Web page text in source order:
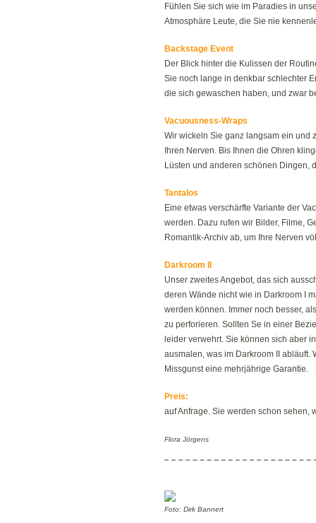
Fühlen Sie sich wie im Paradies in
Atmosphäre Leute, die Sie nie
Backstage Event
Der Blick hinter die Kulissen der
Sie noch lange in denkbar schlechter
die sich gewaschen haben, und zwar
Vacuousness-Wraps
Wir wickeln Sie ganz langsam ein und
Ihren Nerven. Bis Ihnen die Ohren
Lüsten und anderen schönen Dingen,
Tantalos
Eine etwas verschärfte Variante der
werden. Dazu rufen wir Bilder, Filme,
Romantik-Archiv ab, um Ihre Nerven
Darkroom II
Unser zweites Angebot, das sich
deren Wände nicht wie in Darkroom I
werden können. Immer noch besser,
zu perforieren. Sollten Se in einer
leider verwehrt. Sie können sich aber
ausmalen, was im Darkroom II abläuft.
Missgunst eine mehrjährige Garantie.
Preis:
auf Anfrage. Sie werden schon sehen,
Flora Jörgens
Foto: Dirk Bannert